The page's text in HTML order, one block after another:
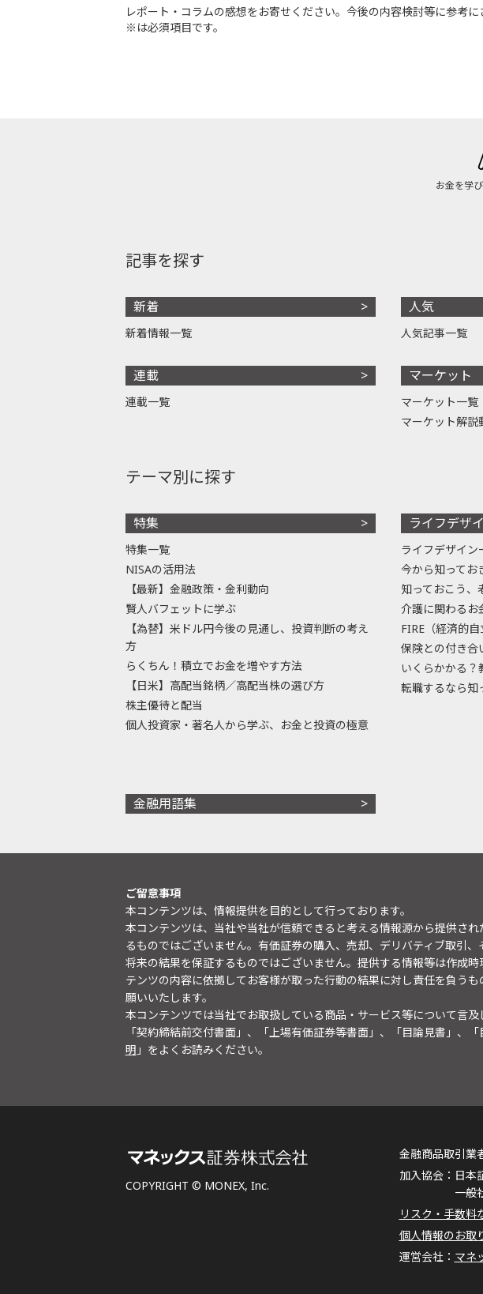
レポート・コラムの感想をお寄せください。今後の内容検討等に参考に
※は必須項目です。
お金を学
記事を探す
新着
新着情報一覧
連載
連載一覧
人気
人気記事一覧
マーケット
マーケット一覧
マーケット解説
テーマ別に探す
特集
特集一覧
NISAの活用法
【最新】金融政策・金利動向
賢人バフェットに学ぶ
【為替】米ドル円今後の見通し、投資判断の考え
方
らくちん！積立でお金を増やす方法
【日米】高配当銘柄／高配当株の選び方
株主優待と配当
個人投資家・著名人から学ぶ、お金と投資の極意
ライフデザ
ライフデザイン
今から知ってお
知っておこう、
介護に関わるお
FIRE（経済的自
保険との付き合
いくらかかる？
転職するなら知
金融用語集
ご留意事項
本コンテンツは、情報提供を目的として行っております。
本コンテンツは、当社や当社が信頼できると考える情報源から提供さ
るものではございません。有価証券の購入、売却、デリバティブ取引
将来の結果を保証するものではございません。提供する情報等は作成
テンツの内容に依拠してお客様が取った行動の結果に対し責任を負う
願いいたします。
本コンテンツでは当社でお取扱している商品・サービス等について言
「契約締結前交付書面」、「上場有価証券等書面」、「目論見書」、
明 」をよくお読みください。
COPYRIGHT © MONEX, Inc.
金融商品取引
日本
一般
リスク・手数料
個人情報のお取
マネ